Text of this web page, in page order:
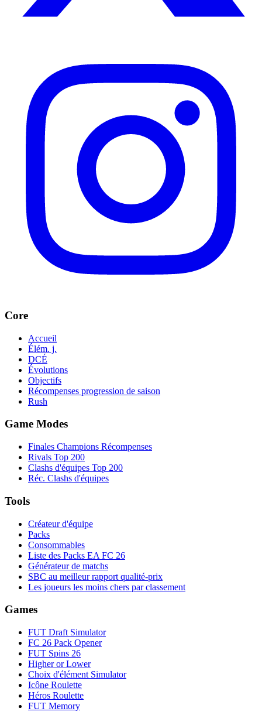
Core
Accueil
Élém. j.
DCÉ
Évolutions
Objectifs
Récompenses progression de saison
Rush
Game Modes
Finales Champions Récompenses
Rivals Top 200
Clashs d'équipes Top 200
Réc. Clashs d'équipes
Tools
Créateur d'équipe
Packs
Consommables
Liste des Packs EA FC 26
Générateur de matchs
SBC au meilleur rapport qualité-prix
Les joueurs les moins chers par classement
Games
FUT Draft Simulator
FC 26 Pack Opener
FUT Spins 26
Higher or Lower
Choix d'élément Simulator
Icône Roulette
Héros Roulette
FUT Memory